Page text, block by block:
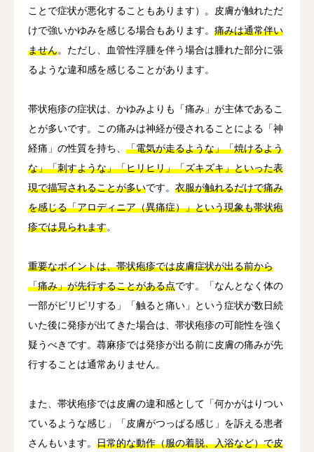
ことで症状が悪化することもあります）。皮膚が触れただ
けで強いかゆみを感じる場合もあります。 痛みは通常伴い
ません。ただし、血管性浮腫を伴う場合は腫れた部分に張
るような違和感を感じることがあります。
帯状疱疹の症状は、かゆみよりも「痛み」が主体であるこ
とが多いです。この痛みは神経が侵されることによる「神
経痛」の性質を持ち、 「電気が走るような」「焼けるよう
な」「刺すような」「ヒリヒリ」「ズキズキ」といった表
現で描写されることが多いです。 衣服が触れるだけで痛み
を感じる「アロディニア（異痛症）」という現象も帯状疱
疹では見られます。
重要なポイントは、帯状疱疹では皮膚症状が出る前から
「痛み」が先行することがある点です。「なんとなく体の
一部がピリピリする」「触ると痛い」という症状が数日続
いた後に発疹が出てきた場合は、帯状疱疹の可能性を強く
疑うべきです。蕁麻疹では発疹が出る前に皮膚の痛みが先
行することは通常ありません。
また、帯状疱疹では皮膚の違和感として「何かがはりつい
ているような感じ」「皮膚がつっぱる感じ」を訴える患者
さんもいます。 日常的な動作（服の着脱、入浴など）で皮